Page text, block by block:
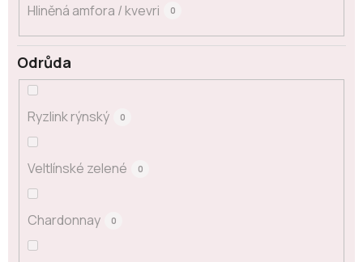
Odrůda
Ryzlink rýnský 0
Veltlínské zelené 0
Chardonnay 0
Hliněná amfora / kvevri 0